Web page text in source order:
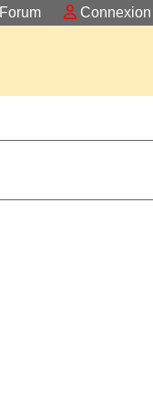
Forum Connexion